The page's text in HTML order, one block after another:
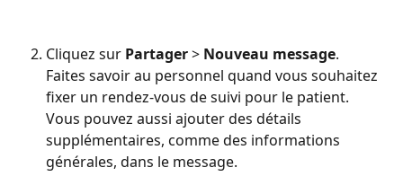
Cliquez sur Partager > Nouveau message.
Faites savoir au personnel quand vous souhaitez
fixer un rendez-vous de suivi pour le patient.
Vous pouvez aussi ajouter des détails
supplémentaires, comme des informations
générales, dans le message.